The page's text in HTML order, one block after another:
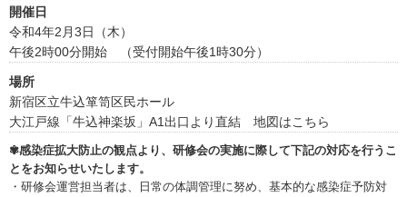
開催日
令和4年2月3日（木）
午後2時00分開始 （受付開始午後1時30分）
場所
新宿区立牛込箪笥区民ホール
大江戸線「牛込神楽坂」A1出口より直結 地図はこちら
✾感染症拡大防止の観点より、研修会の実施に際して下記の対応を行うこ
とをお知らせいたします。
・研修会運営担当者は、日常の体調管理に努め、基本的な感染症予防対